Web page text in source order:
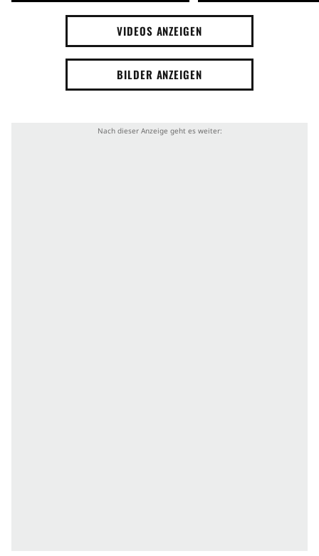
VIDEOS ANZEIGEN
BILDER ANZEIGEN